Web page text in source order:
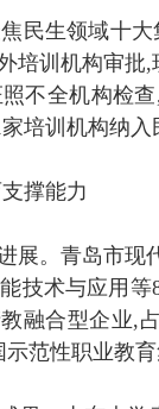
民生领域十
培训机构审
不全机构检
培训机构纳入
撑能力
展。青岛市
技术与应用
融合型企业,
范性职业教育